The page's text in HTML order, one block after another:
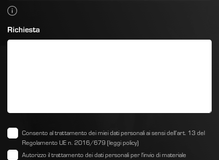
Richiesta
Consento al trattamento dei miei dati personali ai sensi dell’art. 13 del
Regolamento UE n. 2016/679 (leggi policy)
Autorizzo il trattamento dei dati personali per l'invio di materiale